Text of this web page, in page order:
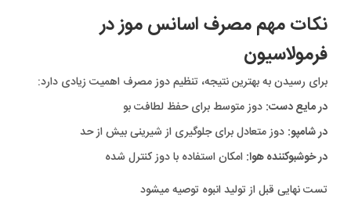
نکات مهم مصرف اسانس موز در
فرمولاسیون
برای رسیدن به بهترین نتیجه، تنظیم دوز مصرف اهمیت زیادی دارد:
در مایع دست: دوز متوسط برای حفظ لطافت بو
در شامپو: دوز متعادل برای جلوگیری از شیرینی بیش از حد
در خوشبوکننده هوا: امکان استفاده با دوز کنترل شده
تست نهایی قبل از تولید انبوه توصیه میشود